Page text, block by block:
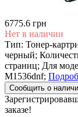
6775.6 грн
Нет в наличии
Тип: Тонер-
черный;
страниц; Для
M1536dnf;
Сообщить о
заказе!